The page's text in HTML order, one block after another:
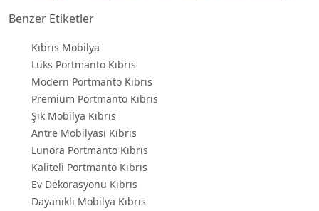
Benzer Etiketler
Kıbrıs Mobilya
Lüks Portmanto Kıbrıs
Modern Portmanto Kıbrıs
Premium Portmanto Kıbrıs
Şık Mobilya Kıbrıs
Antre Mobilyası Kıbrıs
Lunora Portmanto Kıbrıs
Kaliteli Portmanto Kıbrıs
Ev Dekorasyonu Kıbrıs
Dayanıklı Mobilya Kıbrıs